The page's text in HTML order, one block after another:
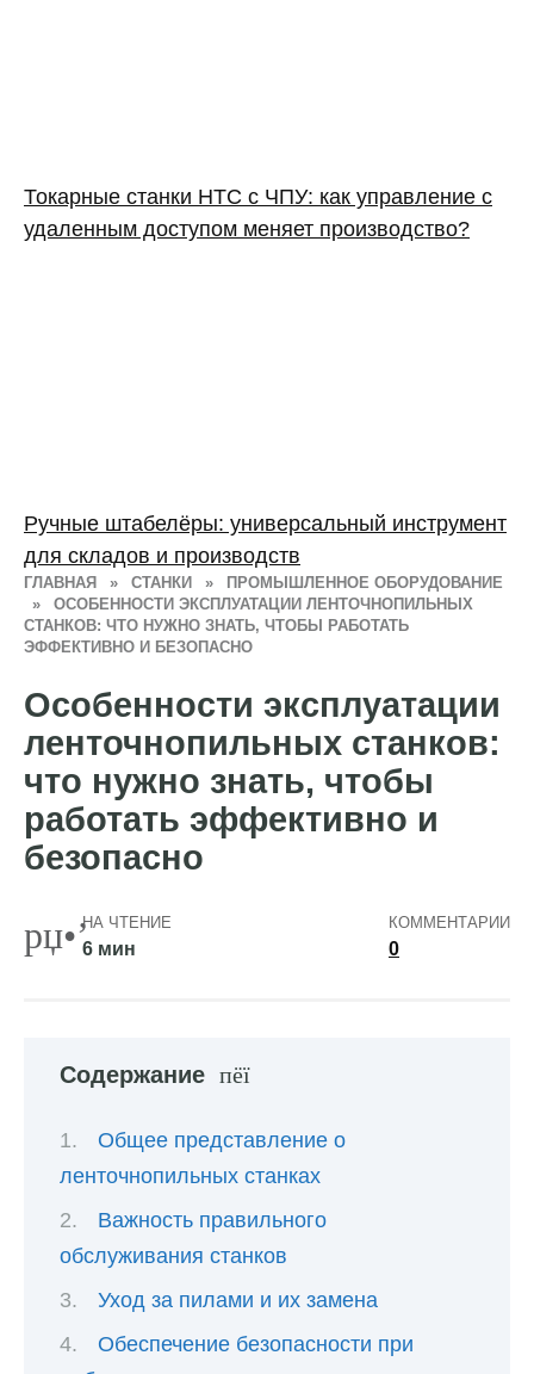
ГЛАВНАЯ » СТАНКИ »
ПРОМЫШЛЕННОЕ ОБОРУДОВАНИЕ
»
ОСОБЕННОСТИ ЭКСПЛУАТАЦИИ ЛЕНТОЧНОПИЛЬНЫХ
СТАНКОВ: ЧТО НУЖНО ЗНАТЬ, ЧТОБЫ РАБОТАТЬ
ЭФФЕКТИВНО И БЕЗОПАСНО
Особенности эксплуатации
ленточнопильных станков:
что нужно знать, чтобы
работать эффективно и
безопасно
НА ЧТЕНИЕ
6 мин
КОММЕНТАРИИ
0
Содержание
Общее представление о
ленточнопильных станках
Важность правильного
обслуживания станков
Уход за пилами и их замена
Обеспечение безопасности при
Токарные станки HTC с ЧПУ: как управление с
удаленным доступом меняет производство?
Ручные штабелёры: универсальный инструмент
для складов и производств